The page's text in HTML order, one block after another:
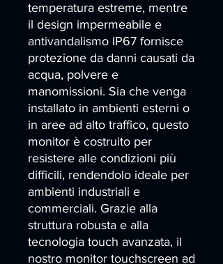
temperatura estreme, mentre
il design impermeabile e
antivandalismo IP67 fornisce
protezione da danni causati da
acqua, polvere e
manomissioni. Sia che venga
installato in ambienti esterni o
in aree ad alto traffico, questo
monitor è costruito per
resistere alle condizioni più
difficili, rendendolo ideale per
ambienti industriali e
commerciali. Grazie alla
struttura robusta e alla
tecnologia touch avanzata, il
nostro monitor touchscreen ad